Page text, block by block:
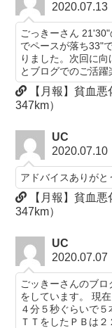
2020.07.13
ごっきーさん
でペースが落ち33"
りました。次回に
とブログでのご活躍
【月報】貧血
347km）
UC
2020.07.10
アドバイスありがと
【月報】貧血
347km）
UC
2020.07.07
ごッきーさんのブ
をしています。 現
４分５秒ぐらいで
ＴＴをしたＰＢは２